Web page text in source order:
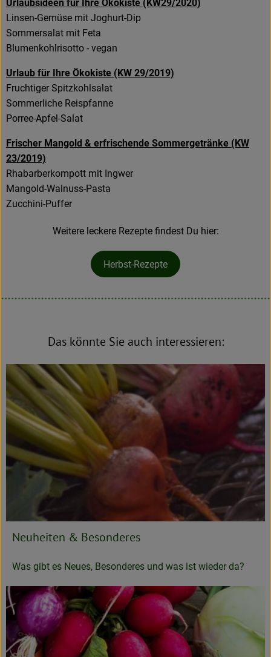
Urlaubsideen für Ihre Ökokiste (KW29/2020)
Linsen-Gemüse mit Joghurt-Dip
Sommersalat mit Feta
Blumenkohlrisotto - vegan
Urlaub für Ihre Ökokiste (KW 29/2019)
Fruchtiger Spitzkohlsalat
Sommerliche Reispfanne
Porree-Apfel-Salat
Frischer Mangold & erfrischende Sommergetränke (KW
23/2019)
Rhabarberkompott mit Ingwer
Mangold-Walnuss-Pasta
Zucchini-Puffer
Weitere leckere Rezepte findest Du hier:
Herbst-Rezepte
Das könnte Sie auch interessieren:
Neuheiten & Besonderes
Was gibt es Neues, Besonderes und was ist wieder da?